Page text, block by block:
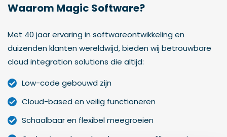
Waarom Magic Software?
Met 40 jaar ervaring in softwareontwikkeling en
duizenden klanten wereldwijd, bieden wij betrouwbare
cloud integration solutions die altijd:
Low-code gebouwd zijn
Cloud-based en veilig functioneren
Schaalbaar en flexibel meegroeien